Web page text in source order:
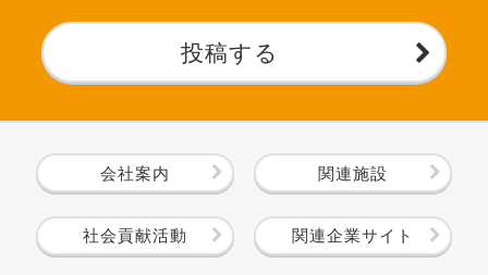
投稿する
会社案内 関連施設
社会貢献活動 関連企業サイト